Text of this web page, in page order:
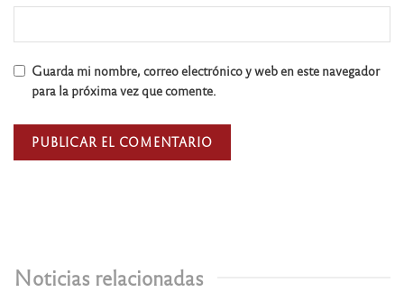
Noticias relacionadas
Guarda mi nombre, correo electrónico y web en este navegador
para la próxima vez que comente.